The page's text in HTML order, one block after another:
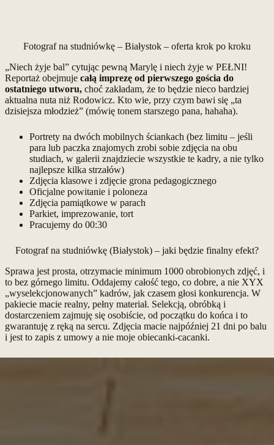
Fotograf na studniówkę – Białystok – oferta krok po kroku
„Niech żyje bal” cytując pewną Marylę i niech żyje w PEŁNI!
Reportaż obejmuje całą imprezę od pierwszego gościa do
ostatniego utworu, choć zakładam, że to będzie nieco bardziej
aktualna nuta niż Rodowicz. Kto wie, przy czym bawi się „ta
dzisiejsza młodzież” (mówię tonem starszego pana, hahaha).
Portrety na dwóch mobilnych ściankach (bez limitu – jeśli
para lub paczka znajomych zrobi sobie zdjęcia na obu
studiach, w galerii znajdziecie wszystkie te kadry, a nie tylko
najlepsze kilka strzałów)
Zdjęcia klasowe i zdjęcie grona pedagogicznego
Oficjalne powitanie i poloneza
Zdjęcia pamiątkowe w parach
Parkiet, imprezowanie, tort
Pracujemy do 00:30
Fotograf na studniówkę (Białystok) – jaki będzie finalny efekt?
Sprawa jest prosta, otrzymacie minimum 1000 obrobionych zdjęć, i
to bez górnego limitu. Oddajemy całość tego, co dobre, a nie XYX
„wyselekcjonowanych” kadrów, jak czasem głosi konkurencja. W
pakiecie macie realny, pełny materiał. Selekcją, obróbką i
dostarczeniem zajmuję się osobiście, od początku do końca i to
gwarantuję z ręką na sercu. Zdjęcia macie najpóźniej 21 dni po balu
i jest to zapis z umowy a nie moje obiecanki-cacanki.